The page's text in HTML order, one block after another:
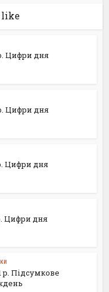
like
Цифри дня
Цифри дня
Цифри дня
Цифри дня
р. Підсумкове